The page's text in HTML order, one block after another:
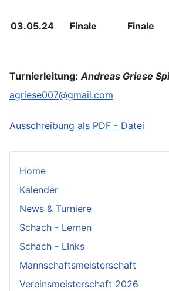
03.05.24 Finale Finale
Turnierleitung: Andreas Griese
agriese007@gmail.com
Ausschreibung als PDF - Datei
Home
Kalender
News & Turniere
Schach - Lernen
Schach - LInks
Mannschaftsmeisterschaft
Vereinsmeisterschaft 2026